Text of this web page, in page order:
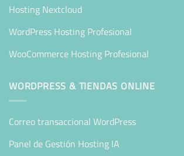
Hosting Nextcloud
WordPress Hosting Profesional
WooCommerce Hosting Profesional
WORDPRESS & TIENDAS ONLINE
Correo transaccional WordPress
Panel de Gestión Hosting IA